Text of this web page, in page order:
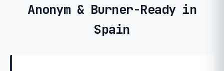
Anonym & Burner-Ready in
Spain